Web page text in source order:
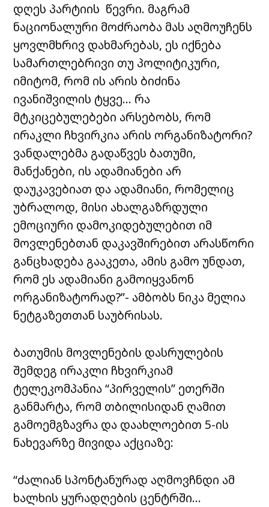
დღეს პარტიის წევრი. მაგრამ
ნაციონალური მოძრაობა მას აღმოუჩენს
ყოვლმხრივ დახმარებას, ეს იქნება
სამართლებრივი თუ პოლიტიკური,
იმიტომ, რომ ის არის ბიძინა
ივანიშვილის ტყვე… რა
მტკიცებულებები არსებობს, რომ
ირაკლი ჩხვირკია არის ორგანიზატორი?
ვანდალებმა გადაწვეს ბათუმი,
მანქანები, ის ადამიანები არ
დაუკავებიათ და ადამიანი, რომელიც
უბრალოდ, მისი ახალგაზრდული
ემოციური დამოკიდებულებით იმ
მოვლენებთან დაკავშირებით არასწორი
განცხადება გააკეთა, ამის გამო უნდათ,
რომ ეს ადამიანი გამოიყვანონ
ორგანიზატორად?”- ამბობს ნიკა მელია
ნეტგაზეთთან საუბრისას.
ბათუმის მოვლენების დასრულების
შემდეგ ირაკლი ჩხვირკიამ
ტელეკომპანია “პირველის” ეთერში
განმარტა, რომ თბილისიდან ღამით
გამოემგზავრა და დაახლოებით 5-ის
ნახევარზე მივიდა აქციაზე:
“ძალიან სპონტანურად აღმოვჩნდი ამ
ხალხის ყურადღების ცენტრში…